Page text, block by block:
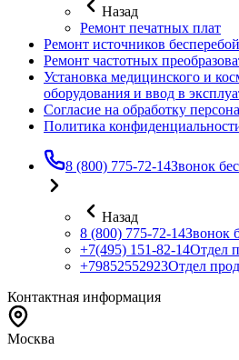
Назад
Ремонт печатных плат
Ремонт источников
Ремонт частотных
Установка медицинского и
оборудования и ввод в
Согласие на обработку
Политика
8 (800) 775-72-14Звонок
Назад
8 (800) 775-72-14Звонок
+7(495) 151-82-14Отдел
+79852552923Отдел
Контактная информация
Москва